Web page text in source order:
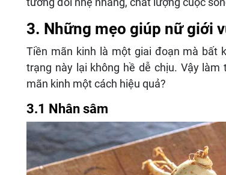
3. Những mẹo giúp nữ giới
Tiền mãn kinh là một giai đoạn mà bất
trạng này lại không hề dễ chịu. Vậy
mãn kinh một cách hiệu quả?
3.1 Nhân sâm